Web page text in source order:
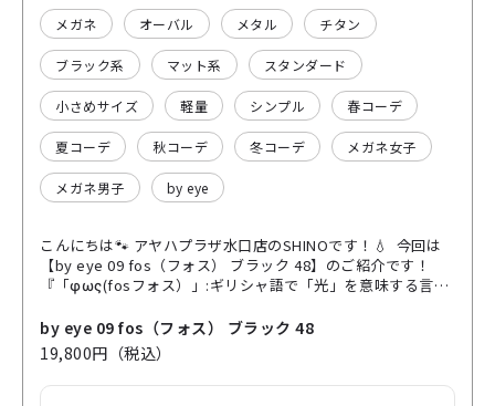
メガネ オーバル メタル チタン
ブラック系 マット系 スタンダード
小さめサイズ 軽量 シンプル 春コーデ
夏コーデ 秋コーデ 冬コーデ メガネ女子
メガネ男子 by eye
こんにちは🐾 アヤハプラザ水口店のSHINOです！💧 今回は
【by eye 09 fos（フォス） ブラック 48】のご紹介です！
『「φως(fosフォス）」:ギリシャ語で「光」を意味する言
象的な「希望の光」まで、幅広い意味で使われる。』 “メガ
ネをかけることを、より前向きで豊かな選択にしたい”の思い
からから生まれた新ブランド［by eye］ ⭐️メタルフレームで
の光の反射で様々な表情を引き出す横方向でツヤとマットの
by eye 09 fos（フォス） ブラック 48
19,800円（税込）